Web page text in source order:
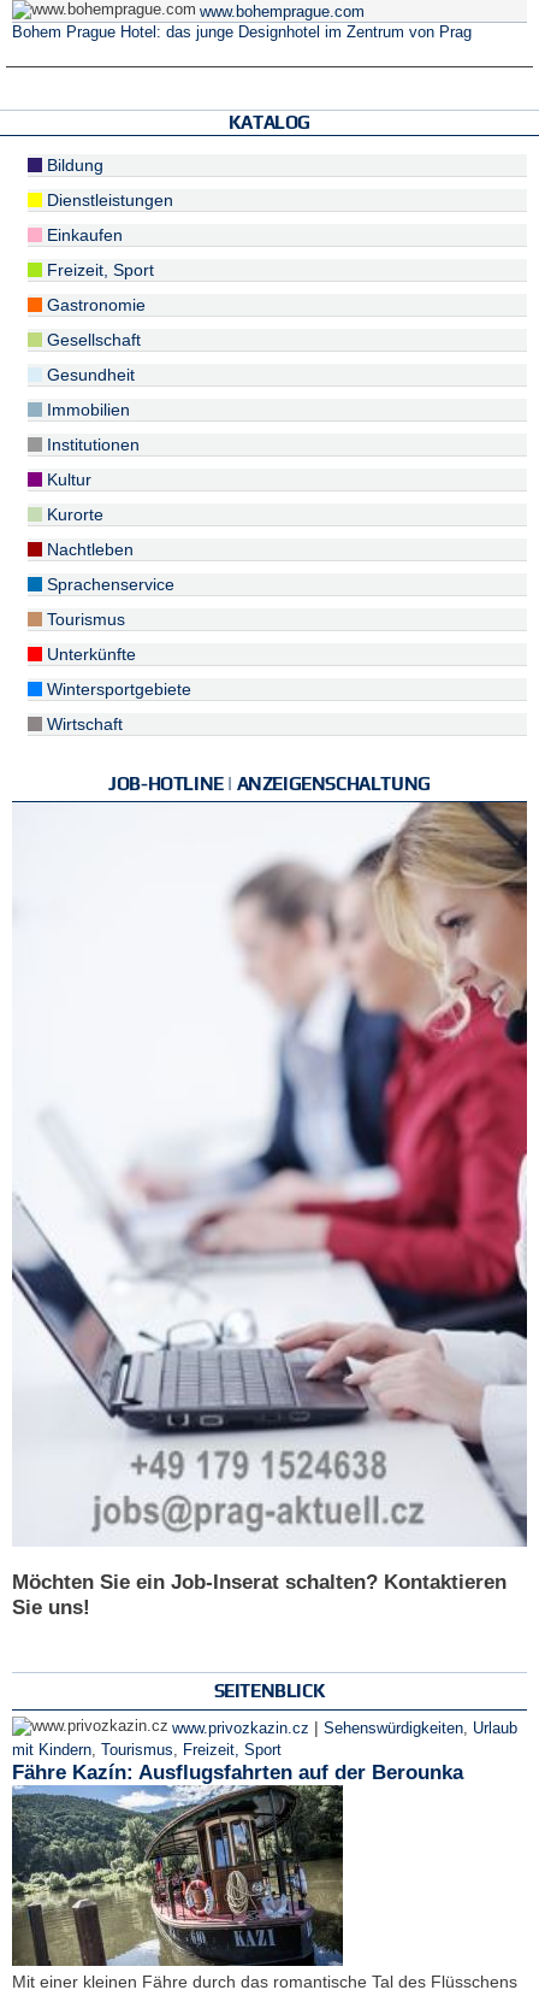
www.bohemprague.com
Bohem Prague Hotel: das junge Designhotel im Zentrum von Prag
KATALOG
Bildung
Dienstleistungen
Einkaufen
Freizeit, Sport
Gastronomie
Gesellschaft
Gesundheit
Immobilien
Institutionen
Kultur
Kurorte
Nachtleben
Sprachenservice
Tourismus
Unterkünfte
Wintersportgebiete
Wirtschaft
JOB-HOTLINE | ANZEIGENSCHALTUNG
Möchten Sie ein Job-Inserat schalten? Kontaktieren
Sie uns!
SEITENBLICK
www.privozkazin.cz | Sehenswürdigkeiten, Urlaub
mit Kindern, Tourismus, Freizeit, Sport
Fähre Kazín: Ausflugsfahrten auf der Berounka
Mit einer kleinen Fähre durch das romantische Tal des Flüsschens